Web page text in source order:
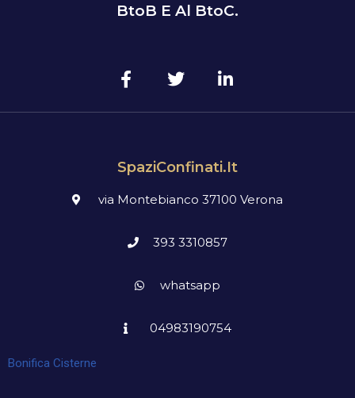
BtoB E Al BtoC.
SpaziConfinati.it
via Montebianco 37100 Verona
393 3310857
whatsapp
04983190754
Bonifica Cisterne